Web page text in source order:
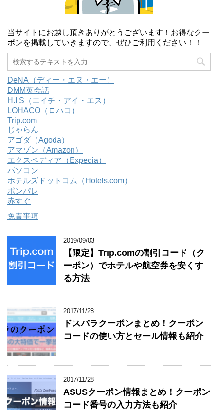
当サイトにお越し頂きありがとうございます！お得なクー
ポンを掲載していきますので、ぜひご利用ください！！
DeNA（ディー・エヌ・エー）
DMM英会話
H.I.S（エイチ・アイ・エス）
LOHACO（ロハコ）
Trip.com
じゃらん
アゴダ（Agoda）
アマゾン（Amazon）
エクスペディア（Expedia）
パソコン
ホテルズドットコム（Hotels.com）
ポンパレ
赤すぐ
免責事項
2019/09/03
【限定】Trip.comの割引コード（ク
ーポン）でホテルや航空券を安くす
る方法
2017/11/28
ドスパラクーポンまとめ！クーポン
コードの使い方とセール情報も紹介
2017/11/28
ASUSクーポン情報まとめ！クーポン
コード番号の入力方法も紹介